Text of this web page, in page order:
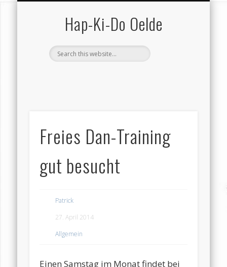
Hap-Ki-Do Oelde
Freies Dan-Training
gut besucht
Patrick
27. April 2014
Allgemein
Einen Samstag im Monat findet bei